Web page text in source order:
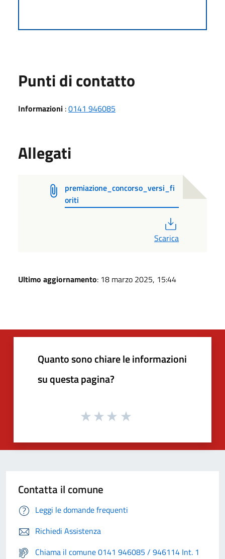
Punti di contatto
Informazioni :0141 946085
Allegati
premiazione_concorso_versi_fi
oriti
Scarica
Ultimo aggiornamento: 18 marzo 2025, 15:44
Quanto sono chiare le informazioni
su questa pagina?
Contatta il comune
Leggi le domande frequenti
Richiedi Assistenza
Chiama il comune 0141 946085 / 946114 Int. 1